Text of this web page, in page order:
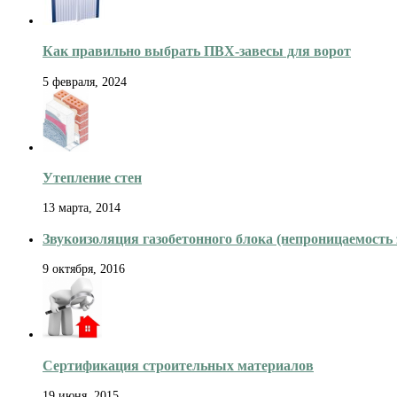
Как правильно выбрать ПВХ-завесы для ворот
5 февраля, 2024
Утепление стен
13 марта, 2014
Звукоизоляция газобетонного блока (непроницаемость
9 октября, 2016
Сертификация строительных материалов